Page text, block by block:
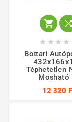
 
   
Bottari
Téphetetlen
Mosható
12 320